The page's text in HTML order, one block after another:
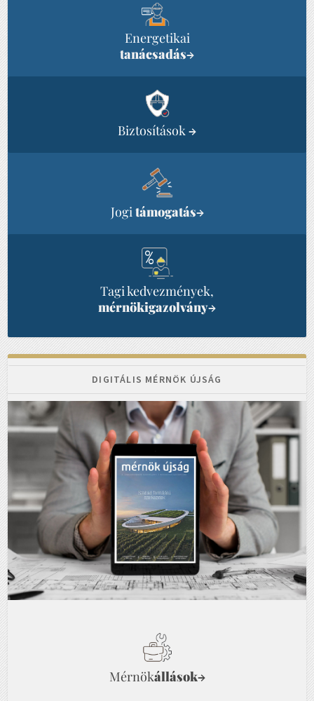
Energetikai
tanácsadás→
Biztosítások→
Jogi támogatás→
Tagi kedvezmények,
mérnökigazolvány→
DIGITÁLIS MÉRNÖK ÚJSÁG
Mérnökállások→